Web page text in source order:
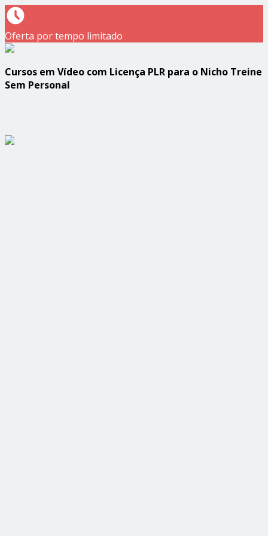
Oferta por tempo limitado
Cursos em Vídeo com Licença PLR para o Nicho Treine
Sem Personal